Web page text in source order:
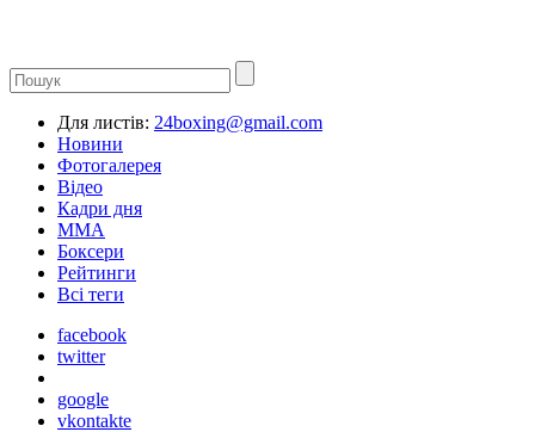
Для листів: 24boxing@gmail.com
Новини
Фотогалерея
Відео
Кадри дня
ММА
Боксери
Рейтинги
Всі теги
facebook
twitter
google
vkontakte